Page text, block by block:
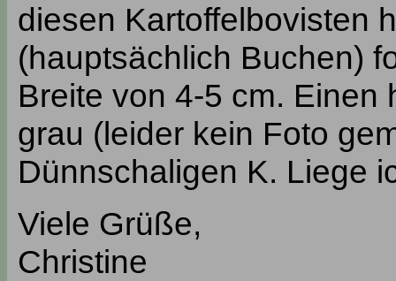
diesen Kartoffelbovisten
(hauptsächlich Buchen)
Breite von 4-5 cm. Einen
grau (leider kein Foto
Dünnschaligen K. Liege
Viele Grüße,
Christine